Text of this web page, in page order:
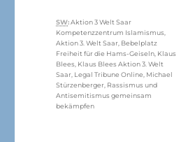
Schlagwörter
SW:Aktion 3 Welt Saar
Kompetenzzentrum Islamismus
Aktion 3. Welt Saar Bebelplatz
Freiheit für die Hams-Geiseln Klaus
Blees Klaus Blees Aktion 3. Welt
Saar Legal Tribune Online Michael
Stürzenberger Rassismus und
Antisemitismus gemeinsam
bekämpfen